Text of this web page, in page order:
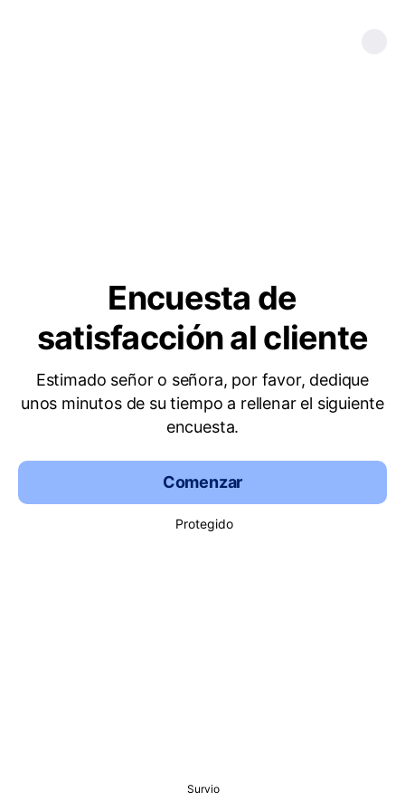
Encuesta de
satisfacción al cliente
Estimado señor o señora, por favor, dedique
unos minutos de su tiempo a rellenar el siguiente
encuesta.
Comenzar
Protegido
Survio